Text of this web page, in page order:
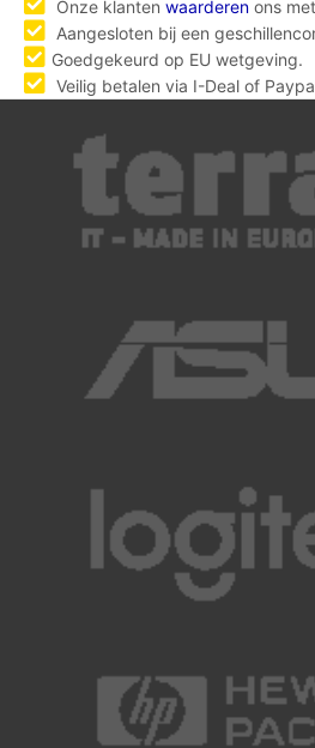
Onze klanten waarderen ons
Aangesloten bij een
Goedgekeurd op EU wetgeving.
Veilig betalen via I-Deal of